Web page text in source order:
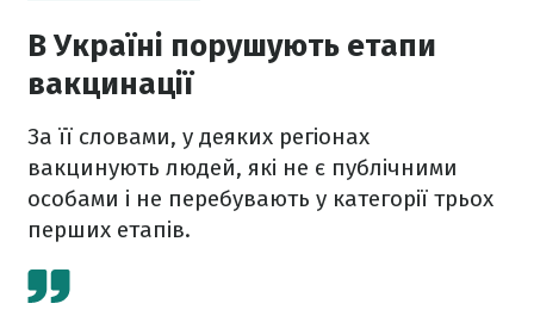
В Україні порушують етапи
вакцинації
За її словами, у деяких регіонах
вакцинують людей, які не є публічними
особами і не перебувають у категорії трьох
перших етапів.